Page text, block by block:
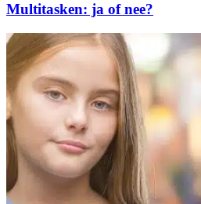
Multitasken: ja of nee?